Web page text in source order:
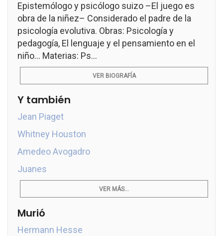
Epistemólogo y psicólogo suizo –El juego es
obra de la niñez– Considerado el padre de la
psicología evolutiva. Obras: Psicología y
pedagogía, El lenguaje y el pensamiento en el
niño... Materias: Ps...
VER BIOGRAFÍA
Y también
Jean Piaget
Whitney Houston
Amedeo Avogadro
Juanes
VER MÁS...
Murió
Hermann Hesse